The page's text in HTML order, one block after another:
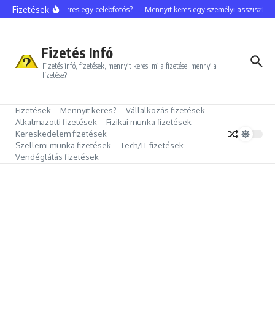
Ugrás a tartalomhoz
Fizetések
Mennyit keres egy celebfotós? Mennyit keres egy személyi asszisztens?
Fizetés Infó
Fizetés infó, fizetések, mennyit keres, mi a fizetése, mennyi a
fizetése?
Fizetések Mennyit keres?
Vállalkozás fizetések
Alkalmazotti fizetések
Fizikai munka fizetések
Kereskedelem fizetések
Szellemi munka fizetések
Tech/IT fizetések
Vendéglátás fizetések